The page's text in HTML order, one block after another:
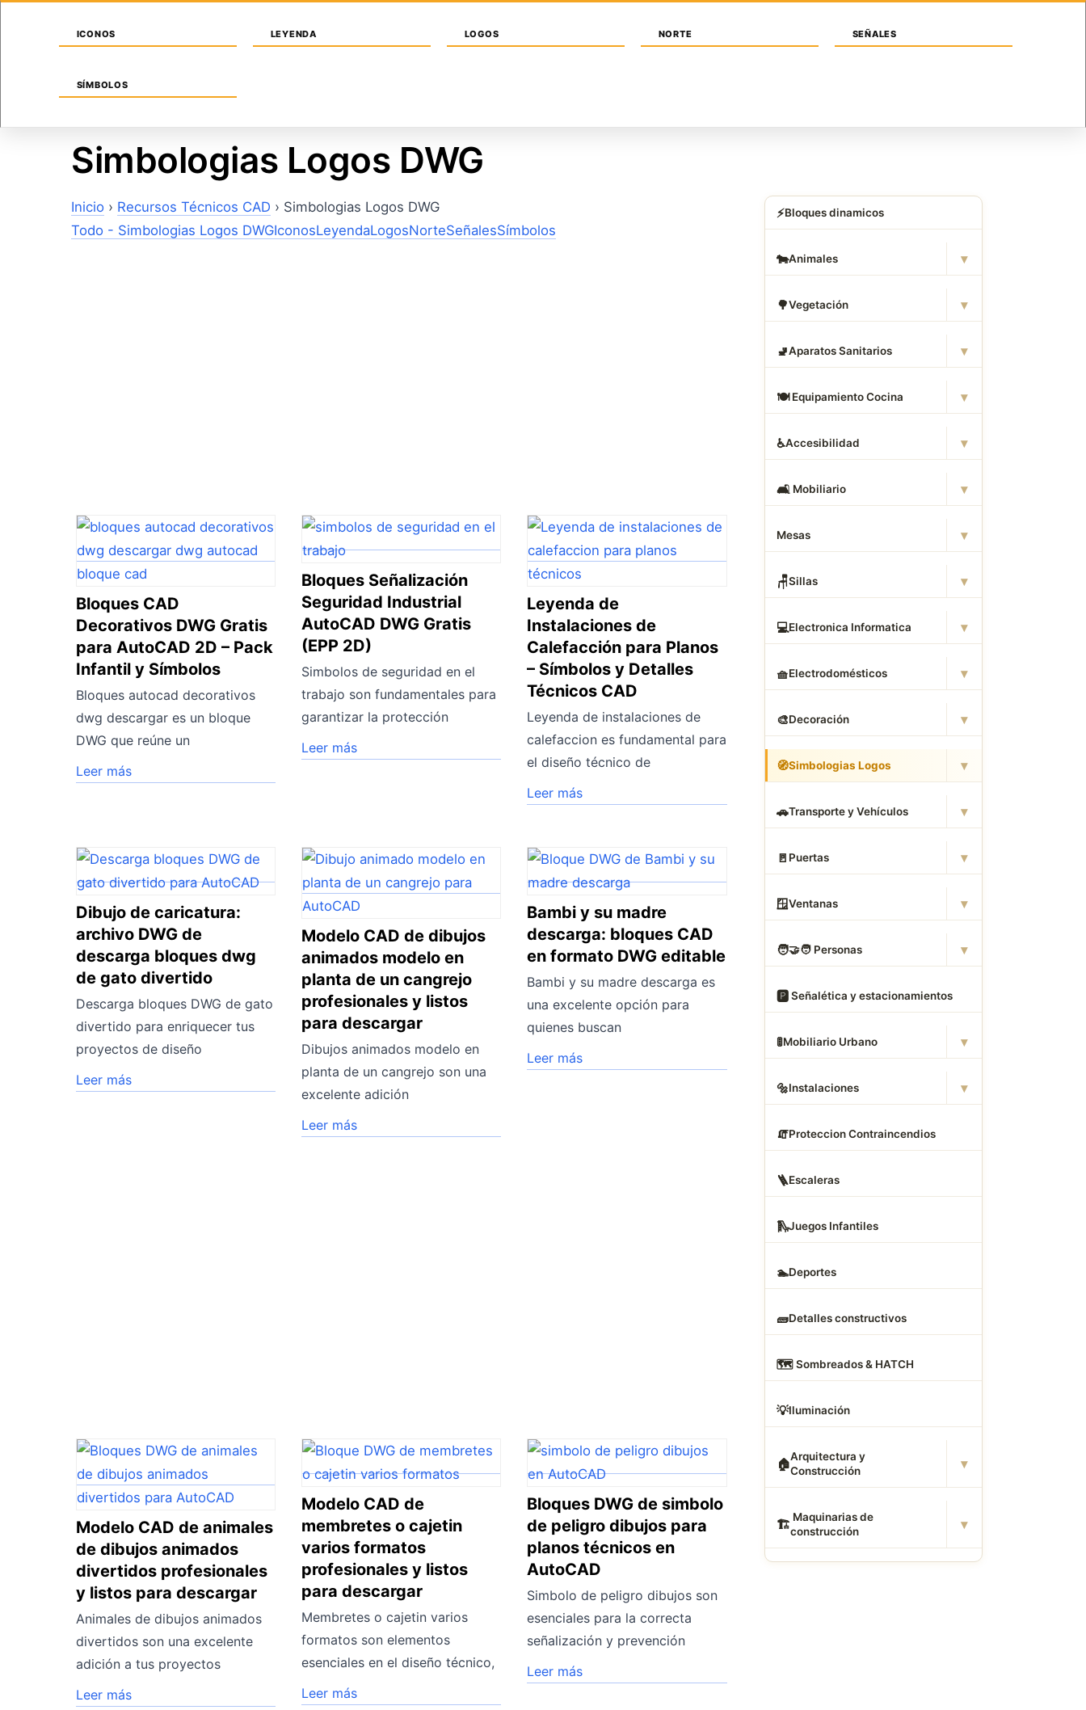
contenido
INICIO INSTALACIONES
ICONOS LEYENDA LOGOS NORTE SEÑALES
SÍMBOLOS
Simbologias Logos DWG
Inicio › Recursos Técnicos CAD › Simbologias Logos DWG
Todo - Simbologias Logos DWGIconosLeyendaLogosNorteSeñalesSímbolos
Bloques CAD
Decorativos DWG Gratis
para AutoCAD 2D – Pack
Infantil y Símbolos
Bloques autocad decorativos
dwg descargar es un bloque
DWG que reúne un
Leer más
Bloques Señalización
Seguridad Industrial
AutoCAD DWG Gratis
(EPP 2D)
Simbolos de seguridad en el
trabajo son fundamentales para
garantizar la protección
Leer más
Leyenda de
Instalaciones de
Calefacción para Planos
– Símbolos y Detalles
Técnicos CAD
Leyenda de instalaciones de
calefaccion es fundamental para
el diseño técnico de
Leer más
Dibujo de caricatura:
archivo DWG de
descarga bloques dwg
de gato divertido
Descarga bloques DWG de gato
divertido para enriquecer tus
proyectos de diseño
Leer más
Modelo CAD de dibujos
animados modelo en
planta de un cangrejo
profesionales y listos
para descargar
Dibujos animados modelo en
planta de un cangrejo son una
excelente adición
Leer más
Bambi y su madre
descarga: bloques CAD
en formato DWG editable
Bambi y su madre descarga es
una excelente opción para
quienes buscan
Leer más
Modelo CAD de animales
de dibujos animados
divertidos profesionales
y listos para descargar
Animales de dibujos animados
divertidos son una excelente
adición a tus proyectos
Leer más
Modelo CAD de
membretes o cajetin
varios formatos
profesionales y listos
para descargar
Membretes o cajetin varios
formatos son elementos
esenciales en el diseño técnico,
Leer más
Bloques DWG de simbolo
de peligro dibujos para
planos técnicos en
AutoCAD
Simbolo de peligro dibujos son
esenciales para la correcta
señalización y prevención
Leer más
⚡Bloques dinamicos
🐄Animales ▾
🌳Vegetación ▾
🚽Aparatos Sanitarios ▾
🍽️ Equipamiento Cocina ▾
♿Accesibilidad ▾
🛋 ️ Mobiliario ▾
Mesas ▾
🪑Sillas ▾
💻Electronica Informatica ▾
🧺Electrodomésticos ▾
🎨Decoración ▾
🧭Simbologias Logos ▾
🚗Transporte y Vehículos ▾
🚪 Puertas ▾
🪟Ventanas ▾
🧑‍🤝‍🧑 Personas ▾
🅿️ Señalética y estacionamientos
🚦Mobiliario Urbano ▾
🔩Instalaciones ▾
🧯Proteccion Contraincendios
🪜Escaleras
🛝Juegos Infantiles
🏊Deportes
🧱Detalles constructivos
🗺️ Sombreados & HATCH
💡Iluminación
🏠Arquitectura y
Construcción
▾
🏗 ️ Maquinarias de
construcción
▾